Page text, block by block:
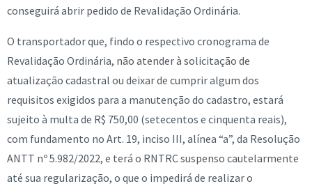
conseguirá abrir pedido de Revalidação Ordinária.
O transportador que, findo o respectivo cronograma de
Revalidação Ordinária, não atender à solicitação de
atualização cadastral ou deixar de cumprir algum dos
requisitos exigidos para a manutenção do cadastro, estará
sujeito à multa de R$ 750,00 (setecentos e cinquenta reais),
com fundamento no Art. 19, inciso III, alínea “a”, da Resolução
ANTT nº 5.982/2022, e terá o RNTRC suspenso cautelarmente
até sua regularização, o que o impedirá de realizar o